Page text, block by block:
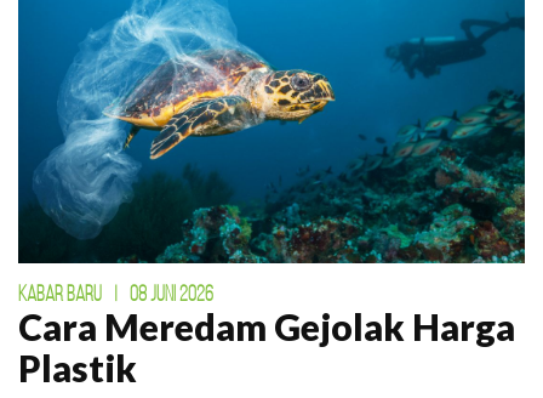
KABAR BARU | 08 JUNI 2026
Cara Meredam Gejolak Harga
Plastik